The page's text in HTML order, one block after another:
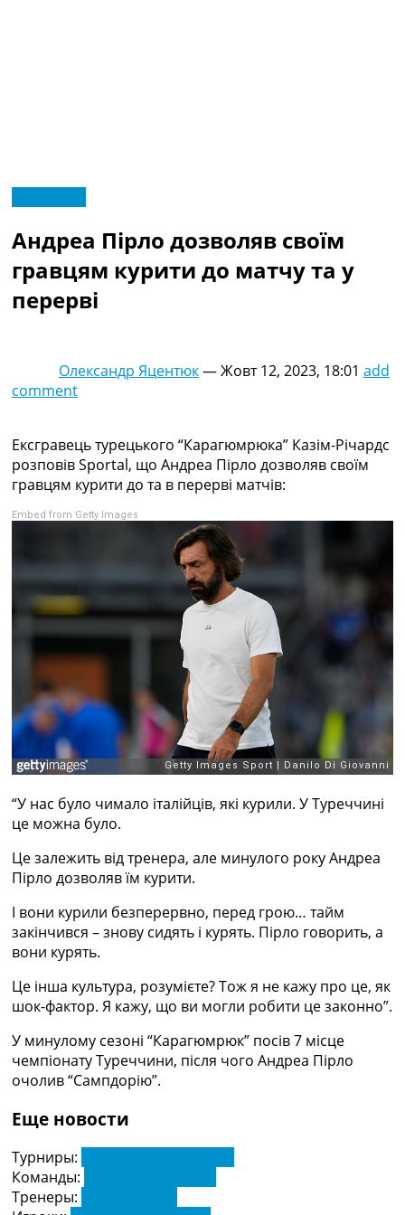
МенюНовини футболу
Відео
Новини футболу України
Футбольні трансфери
Рейтінги
Турніри
Чемпіонат Світу
Україна. Прем’єр-Ліга
Ліга Чемпіонів
Англія. Прем’єр-Ліга
Іспанія. Ла Ліга
Ще Турніри >>>
Таблиці
Чемпіонат Світу. Турнирні таблиці
Таблиця УПЛ
Перша Ліга
Таблиця Ла Ліги
Таблиця Ліги Чемпіонів
Всі таблиці >>>
Рейтинги
Рейтинг країн УЄФА
Рейтинг клубів УЄФА
Рейтинг ФІФА
RU
Categories
Новини футболу
Відео
Новини футболу України
Футбольні трансфери
Останні коментарі
Конкурс прогнозів
Рейтінги
Правила
Колективний прогноз
Турніри
Чемпіонат Світу
Андреа Пірло дозволяв своїм
гравцям курити до матчу та у
перерві
Олександр Яцентюк—Жовт 12, 2023, 18:01 add
comment
Ексгравець турецького “Карагюмрюка” Казім-Річардс
розповів Sportal, що Андреа Пірло дозволяв своїм
гравцям курити до та в перерві матчів:
Embed from Getty Images
“У нас було чимало італійців, які курили. У Туреччині
це можна було.
Це залежить від тренера, але минулого року Андреа
Пірло дозволяв їм курити.
І вони курили безперервно, перед грою… тайм
закінчився – знову сидять і курять. Пірло говорить, а
вони курять.
Це інша культура, розумієте? Тож я не кажу про це, як
шок-фактор. Я кажу, що ви могли робити це законно”.
У минулому сезоні “Карагюмрюк” посів 7 місце
чемпіонату Туреччини, після чого Андреа Пірло
очолив “Сампдорію”.
Еще новости
Турниры:
Команды:
Тренеры: